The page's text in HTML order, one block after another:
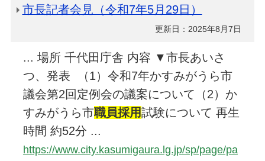
市長記者会見（令和7年5月29日）
更新日：2025年8月7日
... 場所 千代田庁舎 内容 ▼市長あいさ
つ、発表 （1）令和7年かすみがうら市
議会第2回定例会の議案について（2）か
すみがうら市職員採用試験について 再生
時間 約52分 ...
https://www.city.kasumigaura.lg.jp/sp/page/pa